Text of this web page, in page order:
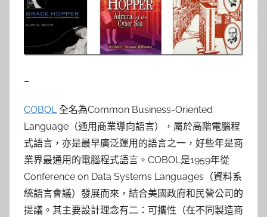
–
COBOL全名為Common Business-Oriented
Language（通用商業導向語言），屬於高階電腦程
式語言，亦是最早廣泛運用的語言之一，好些年是商
業界最通用的電腦程式語言。COBOL是1959年從
Conference on Data Systems Languages（資料系
統語言會議）發展而來，結合美國政府和民營公司的
提議。其主要設計理念有二：可攜性（在不同製造商